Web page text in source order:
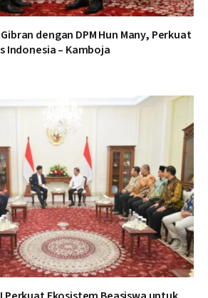
dengan DPM Hun Many, Perkuat
– Kamboja